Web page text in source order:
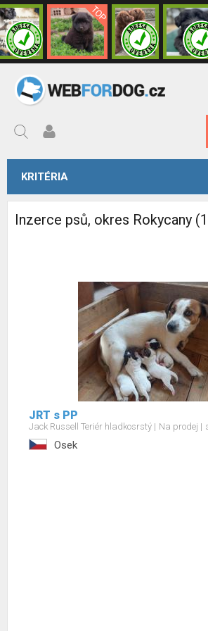
KRITÉRIA
Inzerce psů, okres Rokycany
JRT s PP
Jack Russell Teriér hladkosrstý Na prodej
Osek